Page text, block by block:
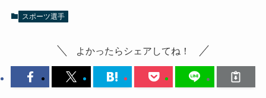
スポーツ選手
よかったらシェアしてね！